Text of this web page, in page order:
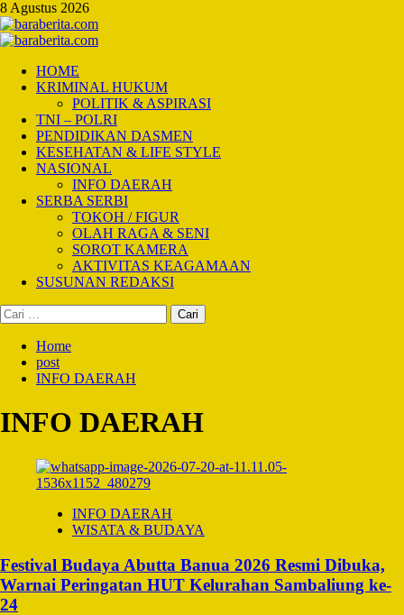
Skip
to
content
8 Agustus 2026
Primary
HOME
KRIMINAL HUKUM
POLITIK & ASPIRASI
TNI – POLRI
PENDIDIKAN DASMEN
KESEHATAN & LIFE STYLE
NASIONAL
INFO DAERAH
SERBA SERBI
TOKOH / FIGUR
OLAH RAGA & SENI
SOROT KAMERA
AKTIVITAS KEAGAMAAN
SUSUNAN REDAKSI
Cari
untuk:
Home
post
INFO DAERAH
INFO DAERAH
INFO DAERAH
WISATA & BUDAYA
Festival Budaya Abutta Banua 2026 Resmi Dibuka,
Warnai Peringatan HUT Kelurahan Sambaliung ke-
24